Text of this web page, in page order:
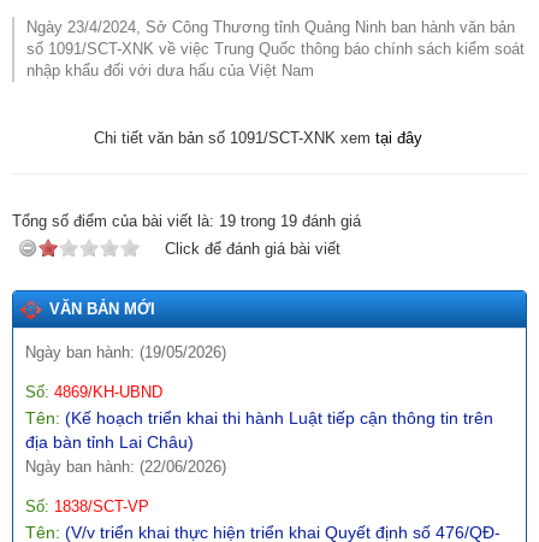
Ngày 23/4/2024, Sở Công Thương tỉnh Quảng Ninh ban hành văn bản
số 1091/SCT-XNK về việc Trung Quốc thông báo chính sách kiểm soát
nhập khẩu đối với dưa hấu của Việt Nam
Chi tiết văn bản số 1091/SCT-XNK xem tại đây
Tổng số điểm của bài viết là: 19 trong 19 đánh giá
Click để đánh giá bài viết
VĂN BẢN MỚI
Tên: (Tuyên truyền, phổ biến thông tin Sổ tay hướng dẫn thực
thi, hỏi đáp các quy định SPS trong xuất khẩu nông - lâm - thủy
sản vào thị trường EU)
1771/SCT-VP
Ngày ban hành: (09/05/2026)
Tên:(Nghị định quy định chi tiết một số điều và biện pháp thi
hành Luật Trí tuệ nhân tạo)
Ngày ban hành: (19/05/2026)
Số: 4869/KH-UBND
Tên: (Kế hoạch triển khai thi hành Luật tiếp cận thông tin trên
địa bàn tỉnh Lai Châu)
Ngày ban hành: (22/06/2026)
Số: 1838/SCT-VP
Tên: (V/v triển khai thực hiện triển khai Quyết định số 476/QĐ-